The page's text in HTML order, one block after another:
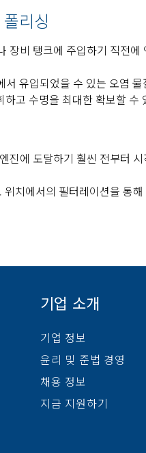
리싱
장비 탱크에 주입하기 직전
유입되었을 수 있는 오염 물
고 수명을 최대한 확보할 수
진에 도달하기 훨씬 전부터
치에서의 필터레이션을 통
기업 소개
기업 정보
윤리 및 준법 경영
채용 정보
지금 지원하기